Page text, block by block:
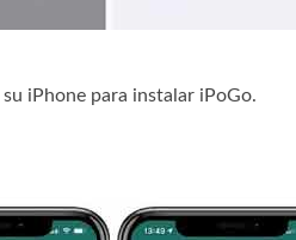
iPhone para instalar iPoGo.